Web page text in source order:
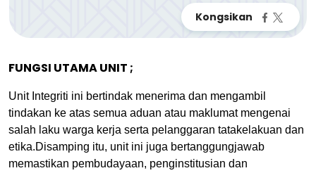
FUNGSI UTAMA UNIT ;
Unit Integriti ini bertindak menerima dan mengambil
tindakan ke atas semua aduan atau maklumat mengenai
salah laku warga kerja serta pelanggaran tatakelakuan dan
etika.Disamping itu, unit ini juga bertanggungjawab
memastikan pembudayaan, penginstitusian dan